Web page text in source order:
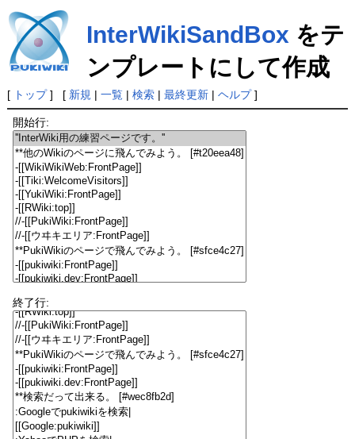
InterWikiSandBox をテ
ンプレートにして作成
[ トップ] [ 新規 | 一覧| 検索| 最終更新| ヘルプ]
開始行:
終了行: